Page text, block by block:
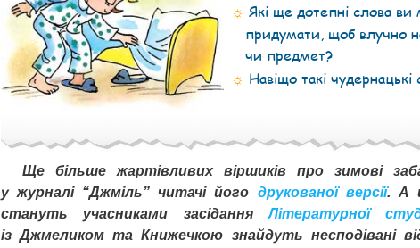
Які ще дотепні слова
придумати, щоб влучно
чи предмет?
Навіщо такі чудернацькі
Ще більше жартівливих віршиків про зимові
у журналі “Джміль” читачі його друкованої версії. А
стануть учасниками засіданняЛітературної
із Джмеликом та Книжечкою знайдуть несподівані